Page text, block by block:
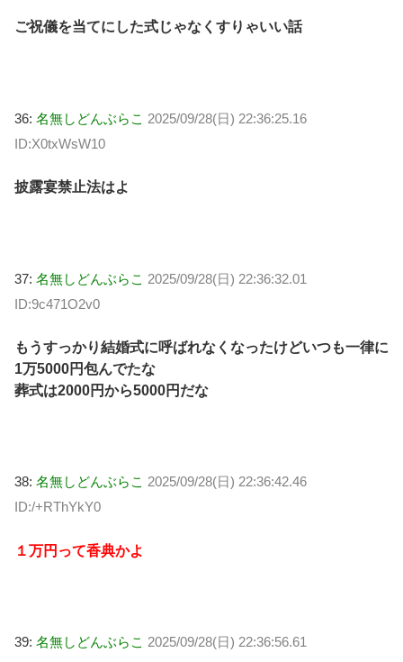
ご祝儀を当てにした式じゃなくすりゃいい話
36: 名無しどんぶらこ 2025/09/28(日) 22:36:25.16
ID:X0txWsW10
披露宴禁止法はよ
37: 名無しどんぶらこ 2025/09/28(日) 22:36:32.01
ID:9c471O2v0
もうすっかり結婚式に呼ばれなくなったけどいつも一律に
1万5000円包んでたな
葬式は2000円から5000円だな
38: 名無しどんぶらこ 2025/09/28(日) 22:36:42.46
ID:/+RThYkY0
１万円って香典かよ
39: 名無しどんぶらこ 2025/09/28(日) 22:36:56.61